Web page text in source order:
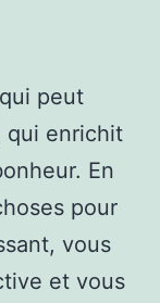
peut
qui enrichit
En
pour
vous
et vous